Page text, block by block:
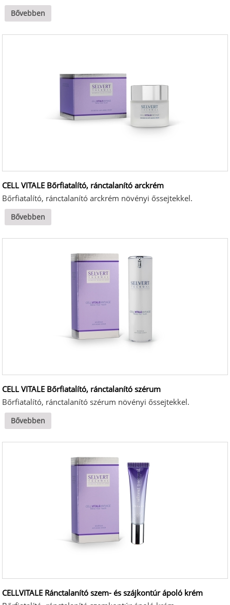
Bővebben
CELL VITALE Bőrfiatalító, ránctalanító arckrém
Bőrfiatalító, ránctalanító arckrém növényi őssejtekkel.
Bővebben
CELL VITALE Bőrfiatalító, ránctalanító szérum
Bőrfiatalító, ránctalanító szérum növényi őssejtekkel.
Bővebben
CELLVITALE Ránctalanító szem- és szájkontúr ápoló krém